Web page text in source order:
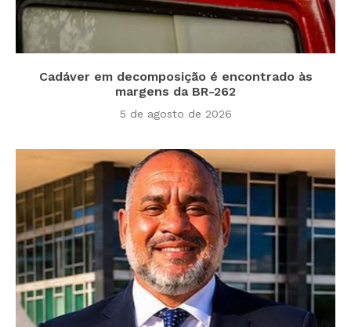
Cadáver em decomposição é encontrado às
margens da BR-262
5 de agosto de 2026